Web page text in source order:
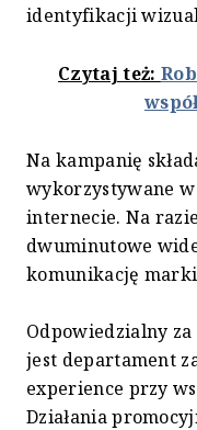
identyfikacji
Czytaj też:
Na kampanię
wykorzystywane
internecie. Na
dwuminutowe
komunikację
Odpowiedzialny
jest departament
experience przy
Działania